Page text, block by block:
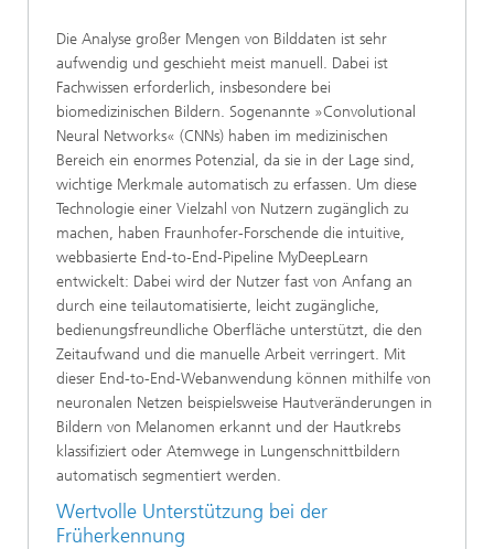
Die Analyse großer Mengen von Bilddaten ist sehr
aufwendig und geschieht meist manuell. Dabei ist
Fachwissen erforderlich, insbesondere bei
biomedizinischen Bildern. Sogenannte »Convolutional
Neural Networks« (CNNs) haben im medizinischen
Bereich ein enormes Potenzial, da sie in der Lage sind,
wichtige Merkmale automatisch zu erfassen. Um diese
Technologie einer Vielzahl von Nutzern zugänglich zu
machen, haben Fraunhofer-Forschende die intuitive,
webbasierte End-to-End-Pipeline MyDeepLearn
entwickelt: Dabei wird der Nutzer fast von Anfang an
durch eine teilautomatisierte, leicht zugängliche,
bedienungsfreundliche Oberfläche unterstützt, die den
Zeitaufwand und die manuelle Arbeit verringert. Mit
dieser End-to-End-Webanwendung können mithilfe von
neuronalen Netzen beispielsweise Hautveränderungen in
Bildern von Melanomen erkannt und der Hautkrebs
klassifiziert oder Atemwege in Lungenschnittbildern
automatisch segmentiert werden.
Wertvolle Unterstützung bei der
Früherkennung